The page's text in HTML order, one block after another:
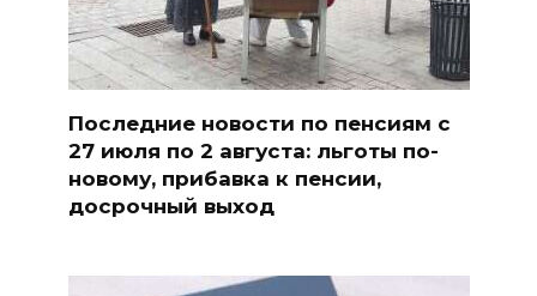
Последние новости по пенсиям с
27 июля по 2 августа: льготы по-
новому, прибавка к пенсии,
досрочный выход